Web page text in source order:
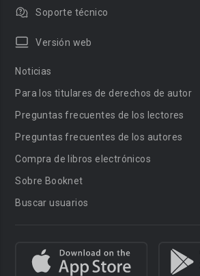
Soporte técnico
Versión web
Noticias
Para los titulares de derechos de autor
Preguntas frecuentes de los lectores
Preguntas frecuentes de los autores
Compra de libros electrónicos
Sobre Booknet
Buscar usuarios